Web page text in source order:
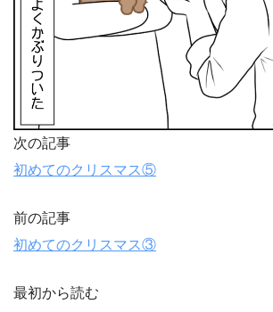
次の記事
初めてのクリスマス⑤
前の記事
初めてのクリスマス③
最初から読む